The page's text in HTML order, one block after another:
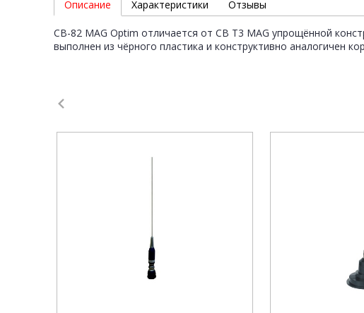
Описание
CB-82 MAG Optim отличается от CB T3 MAG упрощённой
выполнен из чёрного пластика и конструктивно аналогичен
Характеристики Отзывы